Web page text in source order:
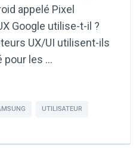
appelé Pixel
Google utilise-t-il ?
UX/UI utilisent-ils
pour les …
UTILISATEUR